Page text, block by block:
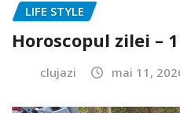
LIFE STYLE
Horoscopul zilei –
clujazi mai 11,